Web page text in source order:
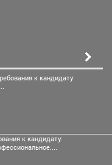
к кандидату:
к кандидату: